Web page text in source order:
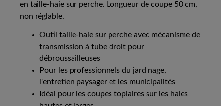
en taille-haie sur perche. Longueur de coupe 50 cm,
non réglable.
Outil taille-haie sur perche avec mécanisme de
transmission à tube droit pour
débroussailleuses
Pour les professionnels du jardinage,
l'entretien paysager et les municipalités
Idéal pour les coupes topiaires sur les haies